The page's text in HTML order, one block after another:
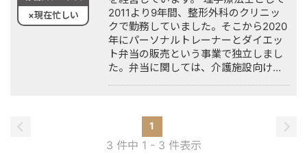
×現在忙しい
2011より9年間、整形外科のクリニッ
クで勤務していました。そこから2020
年にパーソナルトレーナーとダイエッ
ト弁当の販売という事業で独立しまし
た。弁当に関しては、介護施設向けの
ています。 今後は業務を請け負うこと
は難しいですが、情報収集させていた
だければ幸いです。 よろしくお願いい
1
3 件中 1 - 3 件表示